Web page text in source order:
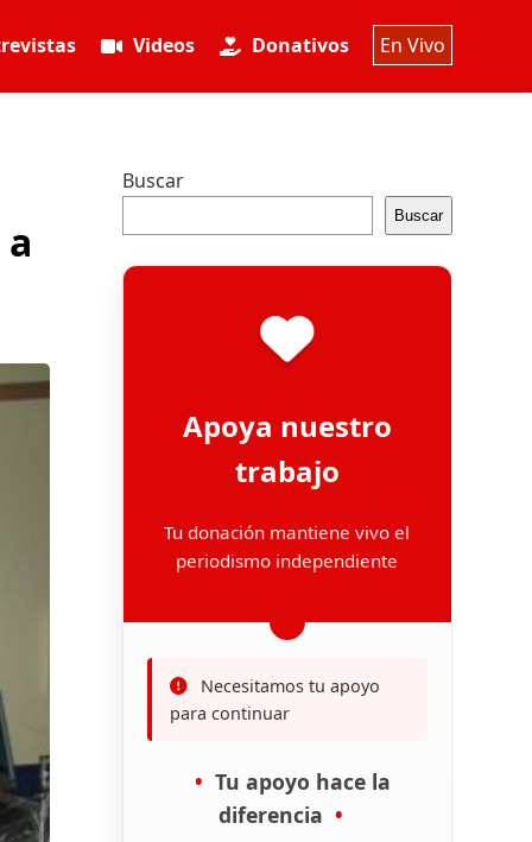
Videos Donativos En Vivo
Buscar
Buscar
Apoya nuestro
trabajo
Tu donación mantiene vivo el
periodismo independiente
Necesitamos tu apoyo
para continuar
Tu apoyo hace la
diferencia